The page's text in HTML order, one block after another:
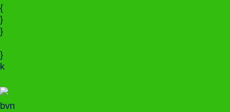
{
}
}
}
k
bvn